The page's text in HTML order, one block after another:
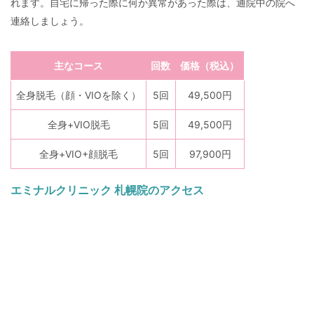
れます。自宅に帰った際に何か異常があった際は、通院中の院へ
連絡しましょう。
主なコース 回数 価格（税込）
全身脱毛（顔・VIOを除く） 5回 49,500円
全身+VIO脱毛 5回 49,500円
全身+VIO+顔脱毛 5回 97,900円
エミナルクリニック 札幌院のアクセス